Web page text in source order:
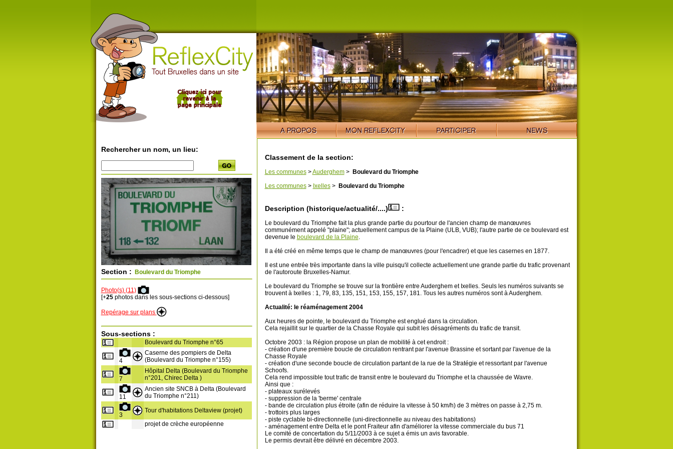
Rechercher un nom, un lieu:
Section : Boulevard du Triomphe
Photo(s) (11)
[+25photos dans les sous-sections ci-dessous]
Repérage sur plans
Sous-sections :
Boulevard du Triomphe n°65
4
Caserne des pompiers de Delta
(Boulevard du Triomphe n°155)
7
Hôpital Delta (Boulevard du Triomphe
n°201, Chirec Delta )
11
Ancien site SNCB à Delta (Boulevard
du Triomphe n°211)
3
Tour d'habitations Deltaview (projet)
projet de crèche européenne
Classement de la section:
Les communes>Auderghem>
Boulevard du Triomphe
Les communes> Ixelles> Boulevard du Triomphe
Description (historique/actualité/....) :
Le boulevard du Triomphe fait la plus grande partie du pourtour de l'ancien champ de manœuvres
communément appelé "plaine"; actuellement campus de la Plaine (ULB, VUB); l'autre partie de ce boulevard est
devenue le boulevard de la Plaine.
Il a été créé en même temps que le champ de manœuvres (pour l'encadrer) et que les casernes en 1877.
Il est une entrée très importante dans la ville puisqu'il collecte actuellement une grande partie du trafic provenant
de l'autoroute Bruxelles-Namur.
Le boulevard du Triomphe se trouve sur la frontière entre Auderghem et Ixelles. Seuls les numéros suivants se
trouvent à Ixelles : 1, 79, 83, 135, 151, 153, 155, 157, 181. Tous les autres numéros sont à Auderghem.
Actualité: le réaménagement 2004
Aux heures de pointe, le boulevard du Triomphe est englué dans la circulation.
Cela rejaillit sur le quartier de la Chasse Royale qui subit les désagréments du trafic de transit.
Octobre 2003 : la Région propose un plan de mobilité à cet endroit :
- création d'une première boucle de circulation rentrant par l'avenue Brassine et sortant par l'avenue de la
Chasse Royale
- création d'une seconde boucle de circulation partant de la rue de la Stratégie et ressortant par l'avenue
Schoofs.
Cela rend impossible tout trafic de transit entre le boulevard du Triomphe et la chaussée de Wavre.
Ainsi que :
- plateaux surélevés
- suppression de la 'berme' centrale
- bande de circulation plus étroite (afin de réduire la vitesse à 50 km/h) de 3 mètres on passe à 2,75 m.
- trottoirs plus larges
- piste cyclable bi-directionnelle (uni-directionnelle au niveau des habitations)
- aménagement entre Delta et le pont Fraiteur afin d'améliorer la vitesse commerciale du bus 71
Le comité de concertation du 5/11/2003 à ce sujet a émis un avis favorable.
Le permis devrait être délivré en décembre 2003.